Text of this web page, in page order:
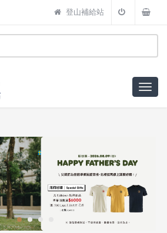
登山補給站